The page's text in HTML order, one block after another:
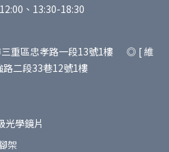
、13:30-18:30
三重區忠孝路一段13號1樓 ◎ [ 維
二段33巷12號1樓
光學鏡片
架